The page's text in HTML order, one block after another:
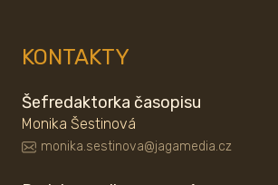
KONTAKTY
Šefredaktorka časopisu
Monika Šestinová
monika.sestinova@jagamedia.cz